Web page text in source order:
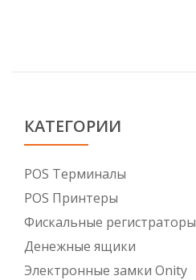
КАТЕГОРИИ
POS Tерминалы
POS Принтеры
Фискальные регистраторы
Денежные ящики
Электронные замки Onity